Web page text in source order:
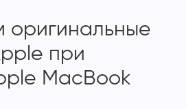
оригинальные
при
MacBook